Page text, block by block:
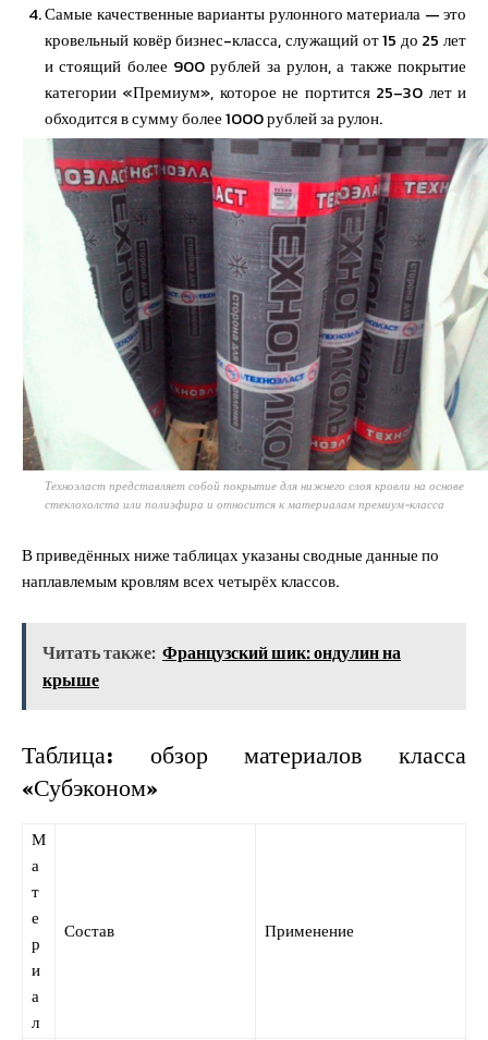
Самые качественные варианты рулонного материала — это
кровельный ковёр бизнес-класса, служащий от 15 до 25 лет
и стоящий более 900 рублей за рулон, а также покрытие
категории «Премиум», которое не портится 25–30 лет и
обходится в сумму более 1000 рублей за рулон.
Техноэласт представляет собой покрытие для нижнего слоя кровли на основе
стеклохолста или полиэфира и относится к материалам премиум-класса
В приведённых ниже таблицах указаны сводные данные по
наплавлемым кровлям всех четырёх классов.
Читать также: Французский шик: ондулин на
крыше
Таблица: обзор материалов класса
«Субэконом»
М
а
т
е
р
и
а
л
Состав Применение